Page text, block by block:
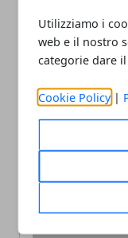
Utilizziamo i
web e il nostro
categorie dare
Cookie Policy |
FacebookTwitter
Articolo Precedente
Cartomanzia: tutto
c’è da sapere